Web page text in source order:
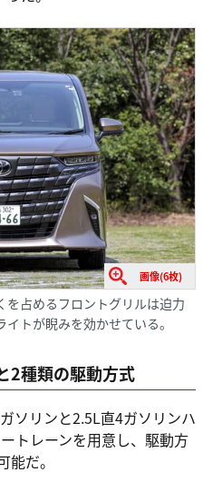
画像(6枚)
を占めるフロントグリルは迫力
トが睨みを効かせている。
2種類の駆動方式
ソリンと2.5L直4ガソリンハ
トレーンを用意し、駆動方
だ。